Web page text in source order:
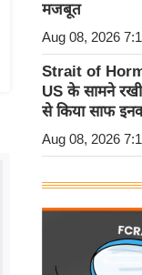
मजबूत
Aug 08, 2026
Strait of
US के सामने
से किया साफ
Aug 08, 2026